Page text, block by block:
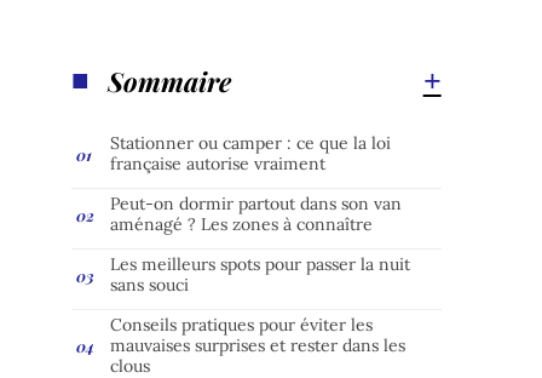
Sommaire
Stationner ou camper : ce que la loi
française autorise vraiment
Peut-on dormir partout dans son van
aménagé ? Les zones à connaître
Les meilleurs spots pour passer la nuit
sans souci
Conseils pratiques pour éviter les
mauvaises surprises et rester dans les
clous